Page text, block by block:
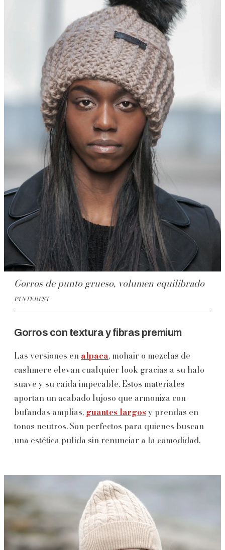
Gorros de punto grueso, volumen equilibrado
PINTEREST
Gorros con textura y fibras premium
Las versiones en alpaca, mohair o mezclas de
cashmere elevan cualquier look gracias a su halo
suave y su caída impecable. Estos materiales
aportan un acabado lujoso que armoniza con
bufandas amplias, guantes largos y prendas en
tonos neutros. Son perfectos para quienes buscan
una estética pulida sin renunciar a la comodidad.